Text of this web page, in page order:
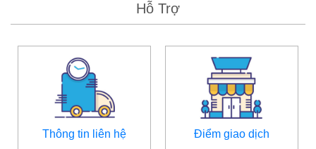
Hỗ Trợ
Thông tin liên hệ Điểm giao dịch